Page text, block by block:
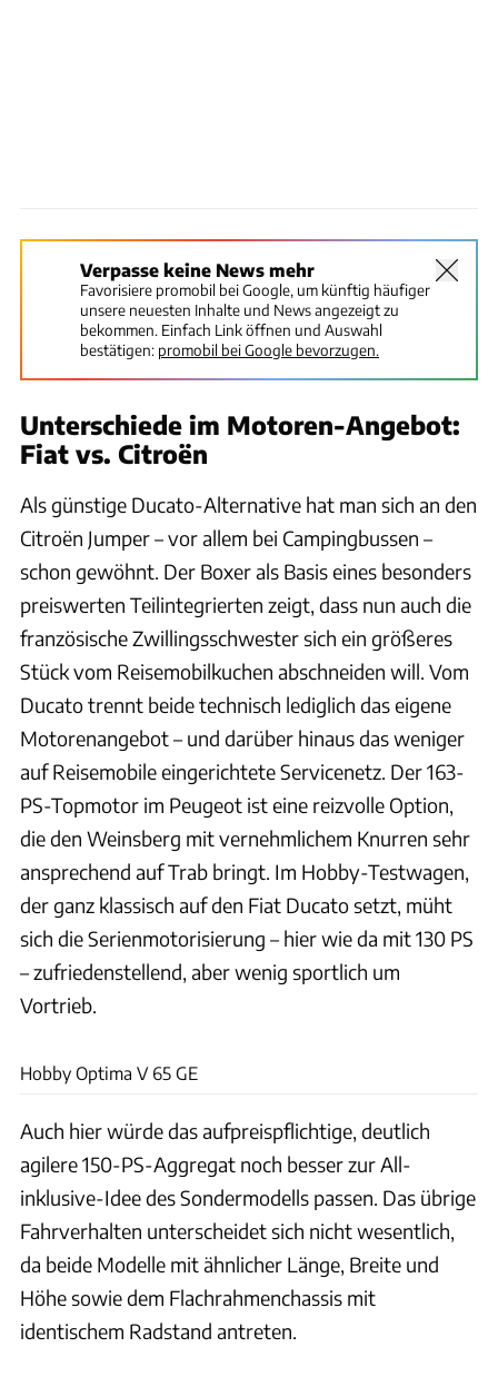
Verpasse keine News mehr
Favorisiere promobil bei Google, um künftig häufiger
unsere neuesten Inhalte und News angezeigt zu
bekommen. Einfach Link öffnen und Auswahl
bestätigen: promobil bei Google bevorzugen.
Unterschiede im Motoren-Angebot:
Fiat vs. Citroën
Als günstige Ducato-Alternative hat man sich an den
Citroën Jumper – vor allem bei Campingbussen –
schon gewöhnt. Der Boxer als Basis eines besonders
preiswerten Teilintegrierten zeigt, dass nun auch die
französische Zwillingsschwester sich ein größeres
Stück vom Reisemobilkuchen abschneiden will. Vom
Ducato trennt beide technisch lediglich das eigene
Motorenangebot – und darüber hinaus das weniger
auf Reisemobile eingerichtete Servicenetz. Der 163-
PS-Topmotor im Peugeot ist eine reizvolle Option,
die den Weinsberg mit vernehmlichem Knurren sehr
ansprechend auf Trab bringt. Im Hobby-Testwagen,
der ganz klassisch auf den Fiat Ducato setzt, müht
sich die Serienmotorisierung – hier wie da mit 130 PS
– zufriedenstellend, aber wenig sportlich um
Vortrieb.
Hobby Optima V 65 GE
Auch hier würde das aufpreispflichtige, deutlich
agilere 150-PS-Aggregat noch besser zur All-
inklusive-Idee des Sondermodells passen. Das übrige
Fahrverhalten unterscheidet sich nicht wesentlich,
da beide Modelle mit ähnlicher Länge, Breite und
Höhe sowie dem Flachrahmenchassis mit
identischem Radstand antreten.